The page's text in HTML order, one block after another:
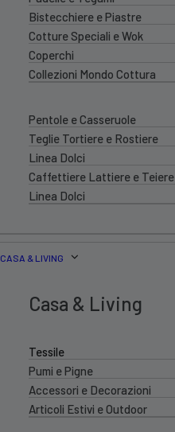
Bistecchiere e Piastre
Cotture Speciali e Wok
Coperchi
Collezioni Mondo Cottura
Pentole e Casseruole
Teglie Tortiere e Rostiere
Linea Dolci
Caffettiere Lattiere e Teiere
Linea Dolci
CASA & LIVING
Casa & Living
Tessile
Pumi e Pigne
Accessori e Decorazioni
Articoli Estivi e Outdoor